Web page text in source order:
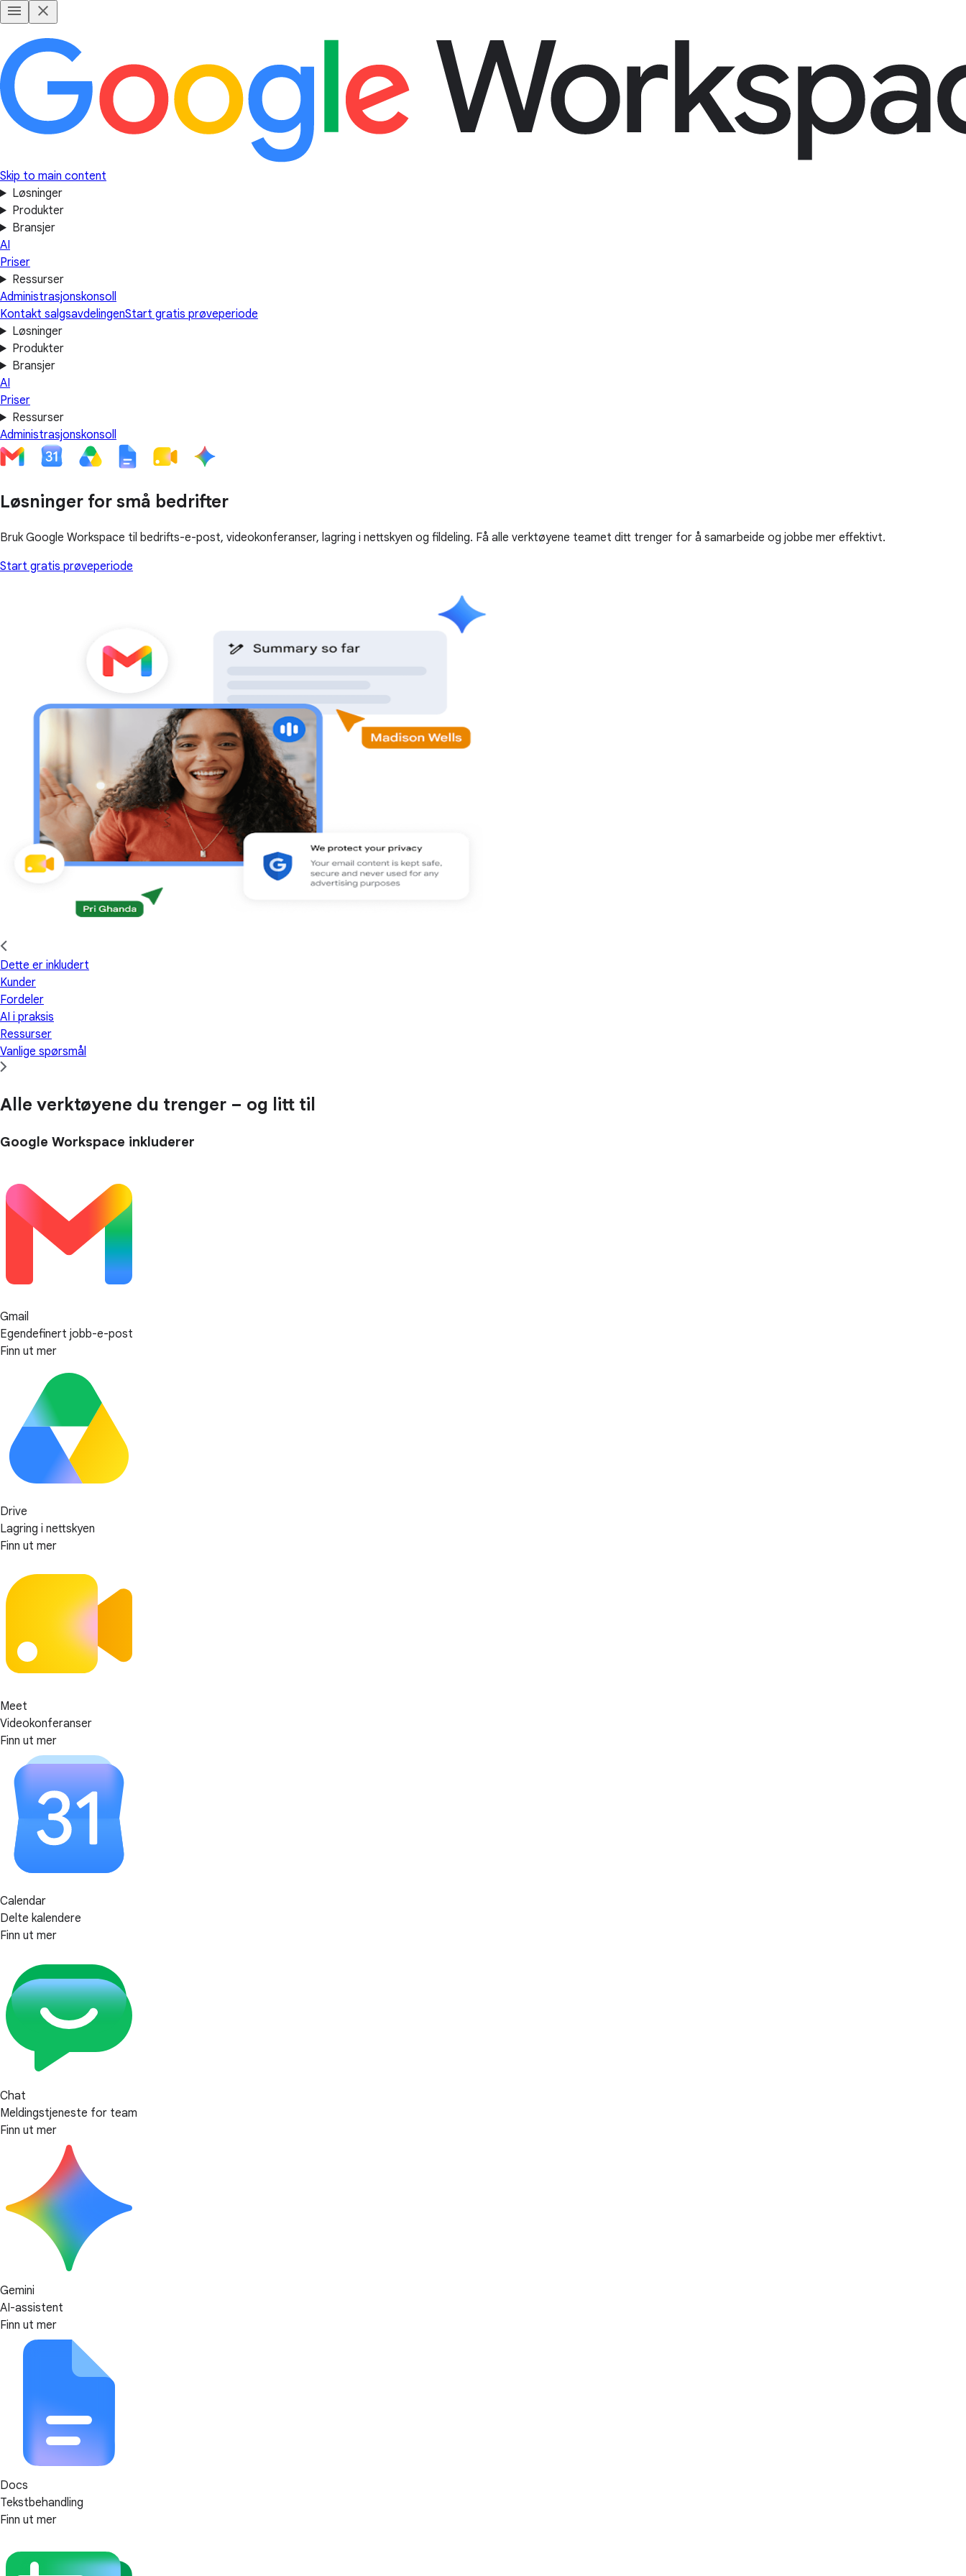
Skip to main content
Løsninger
Produkter
Bransjer
AI
Priser
Ressurser
Administrasjonskonsoll
Kontakt salgsavdelingenStart gratis prøveperiode
Løsninger
Produkter
Bransjer
AI
Priser
Ressurser
Administrasjonskonsoll
Løsninger for små bedrifter
Bruk Google Workspace til bedrifts-e-post, videokonferanser, lagring i nettskyen og fildeling. Få alle verktøyene teamet ditt trenger for å samarbeide og jobbe mer effektivt.
Start gratis prøveperiode
Dette er inkludert
Kunder
Fordeler
AI i praksis
Ressurser
Vanlige spørsmål
Alle verktøyene du trenger – og litt til
Google Workspace inkluderer
Gmail
Egendefinert jobb-e-post
Finn ut mer
Drive
Lagring i nettskyen
Finn ut mer
Meet
Videokonferanser
Finn ut mer
Calendar
Delte kalendere
Finn ut mer
Chat
Meldingstjeneste for team
Finn ut mer
Gemini
AI-assistent
Finn ut mer
Docs
Tekstbehandling
Finn ut mer